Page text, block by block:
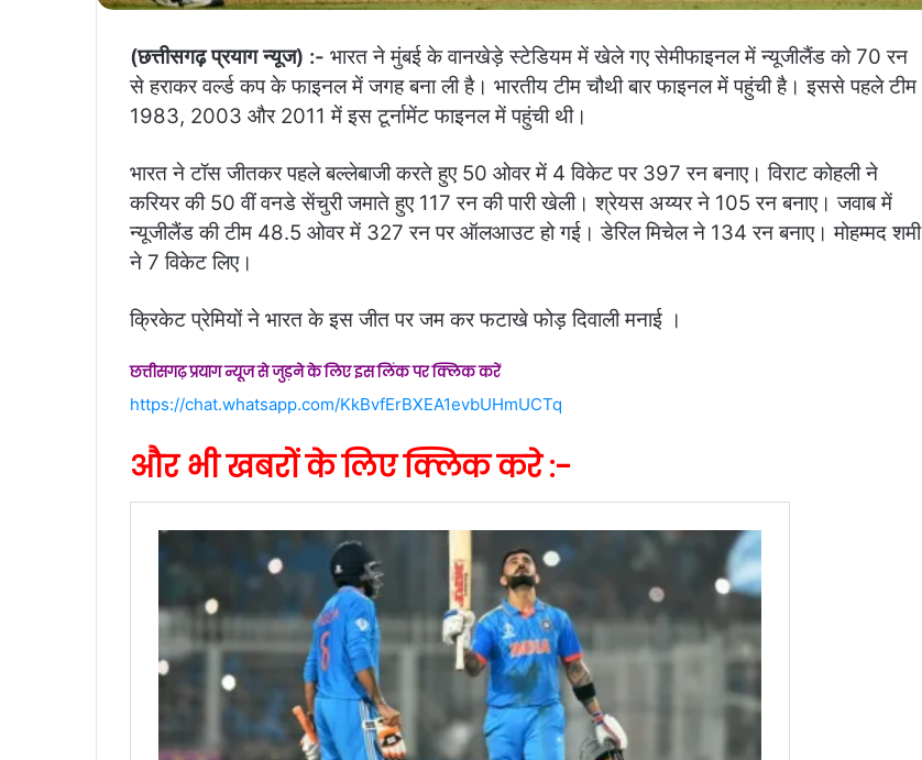
(छत्तीसगढ़ प्रयाग न्यूज) :- भारत ने मुंबई के वानखेड़े स्टेडियम में खेले गए सेमीफाइनल में न्यूजीलैंड को 70 रन
से हराकर वर्ल्ड कप के फाइनल में जगह बना ली है। भारतीय टीम चौथी बार फाइनल में पहुंची है। इससे पहले टीम
1983, 2003 और 2011 में इस टूर्नामेंट फाइनल में पहुंची थी।
भारत ने टॉस जीतकर पहले बल्लेबाजी करते हुए 50 ओवर में 4 विकेट पर 397 रन बनाए। विराट कोहली ने
करियर की 50 वीं वनडे सेंचुरी जमाते हुए 117 रन की पारी खेली। श्रेयस अय्यर ने 105 रन बनाए। जवाब में
न्यूजीलैंड की टीम 48.5 ओवर में 327 रन पर ऑलआउट हो गई। डेरिल मिचेल ने 134 रन बनाए। मोहम्मद शमी
ने 7 विकेट लिए।
क्रिकेट प्रेमियों ने भारत के इस जीत पर जम कर फटाखे फोड़ दिवाली मनाई ।
छत्तीसगढ़ प्रयाग न्यूज से जुड़ने के लिए इस लिंक पर क्लिक करें
https://chat.whatsapp.com/KkBvfErBXEA1evbUHmUCTq
और भी खबरों के लिए क्लिक करे :-